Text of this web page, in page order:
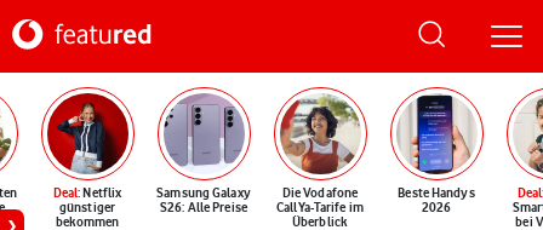
Deal: Netflix
günstiger
bekommen
Samsung Galaxy
S26: Alle Preise
Die Vodafone
CallYa-Tarife im
Überblick
Beste Handys
2026
Deal
bei